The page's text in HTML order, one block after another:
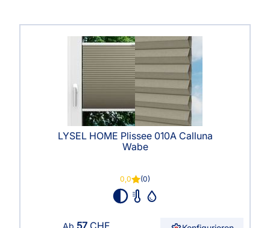
LYSEL HOME Plissee 010A Calluna
Wabe
0,0 (0)
Ab 57 CHF